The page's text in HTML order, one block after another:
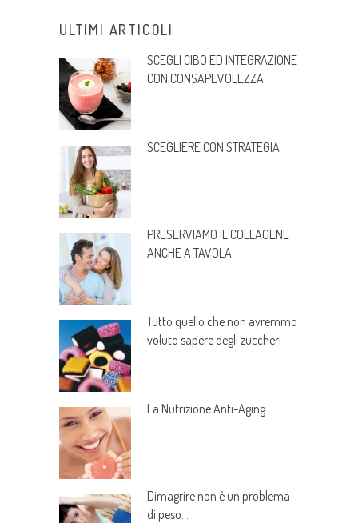
ULTIMI ARTICOLI
SCEGLI CIBO ED INTEGRAZIONE
CON CONSAPEVOLEZZA
SCEGLIERE CON STRATEGIA
PRESERVIAMO IL COLLAGENE
ANCHE A TAVOLA
Tutto quello che non avremmo
voluto sapere degli zuccheri
La Nutrizione Anti-Aging
Dimagrire non è un problema
di peso…